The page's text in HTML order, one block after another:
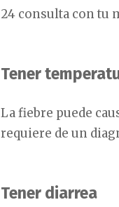
24 consulta con tu
Tener
La fiebre puede
requiere de un
Tener diarrea